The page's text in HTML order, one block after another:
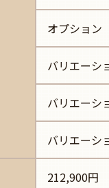
オプション
バリエーシ
バリエーシ
バリエーシ
212,900円